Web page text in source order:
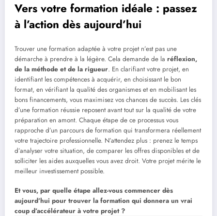
Vers votre formation idéale : passez
à l’action dès aujourd’hui
Trouver une formation adaptée à votre projet n’est pas une
démarche à prendre à la légère. Cela demande de la réflexion,
de la méthode et de la rigueur. En clarifiant votre projet, en
identifiant les compétences à acquérir, en choisissant le bon
format, en vérifiant la qualité des organismes et en mobilisant les
bons financements, vous maximisez vos chances de succès. Les clés
d’une formation réussie reposent avant tout sur la qualité de votre
préparation en amont. Chaque étape de ce processus vous
rapproche d’un parcours de formation qui transformera réellement
votre trajectoire professionnelle. N’attendez plus : prenez le temps
d’analyser votre situation, de comparer les offres disponibles et de
solliciter les aides auxquelles vous avez droit. Votre projet mérite le
meilleur investissement possible.
Et vous, par quelle étape allez-vous commencer dès
aujourd’hui pour trouver la formation qui donnera un vrai
coup d’accélérateur à votre projet ?